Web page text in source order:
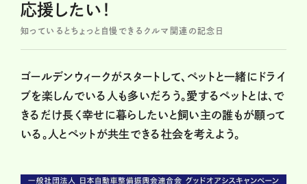
応援したい！
知っているとちょっと自慢できるクルマ関連の記念日
ゴールデンウィークがスタートして、ペットと一緒にドライ
ブを楽しんでいる人も多いだろう。愛するペットとは、で
きるだけ長く幸せに暮らしたいと飼い主の誰もが願って
いる。人とペットが共生できる社会を考えよう。